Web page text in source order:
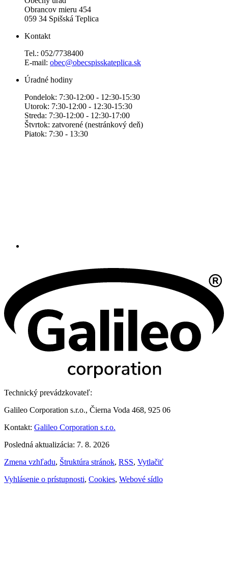
Obrancov mieru 454
059 34 Spišská Teplica
Kontakt
Tel.: 052/7738400
E-mail: obec@obecspisskateplica.sk
Úradné hodiny
Pondelok: 7:30-12:00 - 12:30-15:30
Utorok: 7:30-12:00 - 12:30-15:30
Streda: 7:30-12:00 - 12:30-17:00
Štvrtok: zatvorené (nestránkový deň)
Piatok: 7:30 - 13:30
Technický prevádzkovateľ:
Galileo Corporation s.r.o., Čierna Voda 468, 925 06
Kontakt: Galileo Corporation s.r.o.
Posledná aktualizácia: 7. 8. 2026
Zmena vzhľadu, Štruktúra stránok, RSS, Vytlačiť
Vyhlásenie o prístupnosti, Cookies, Webové sídlo